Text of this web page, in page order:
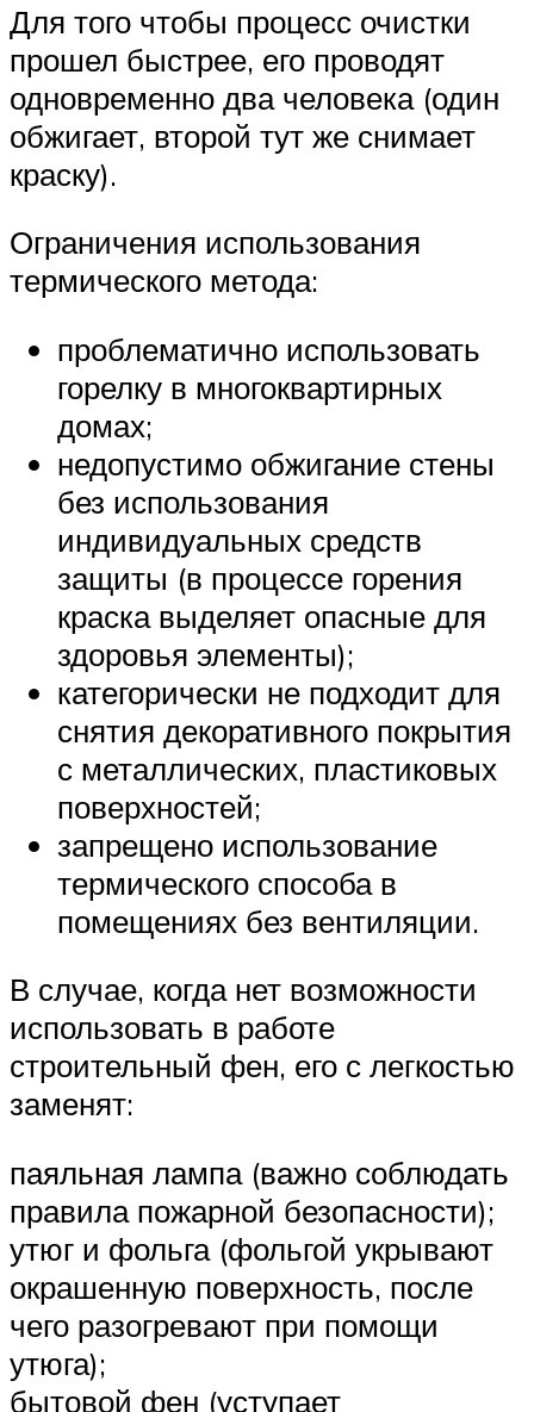
Для того чтобы процесс очистки
прошел быстрее, его проводят
одновременно два человека (один
обжигает, второй тут же снимает
краску).
Ограничения использования
термического метода:
проблематично использовать
горелку в многоквартирных
домах;
недопустимо обжигание стены
без использования
индивидуальных средств
защиты (в процессе горения
краска выделяет опасные для
здоровья элементы);
категорически не подходит для
снятия декоративного покрытия
с металлических, пластиковых
поверхностей;
запрещено использование
термического способа в
помещениях без вентиляции.
В случае, когда нет возможности
использовать в работе
строительный фен, его с легкостью
заменят:
паяльная лампа (важно соблюдать
правила пожарной безопасности);
утюг и фольга (фольгой укрывают
окрашенную поверхность, после
чего разогревают при помощи
утюга);
бытовой фен (уступает